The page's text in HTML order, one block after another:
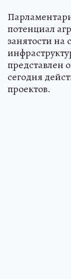
потенциал
занятости на
представлен
сегодня
проектов.